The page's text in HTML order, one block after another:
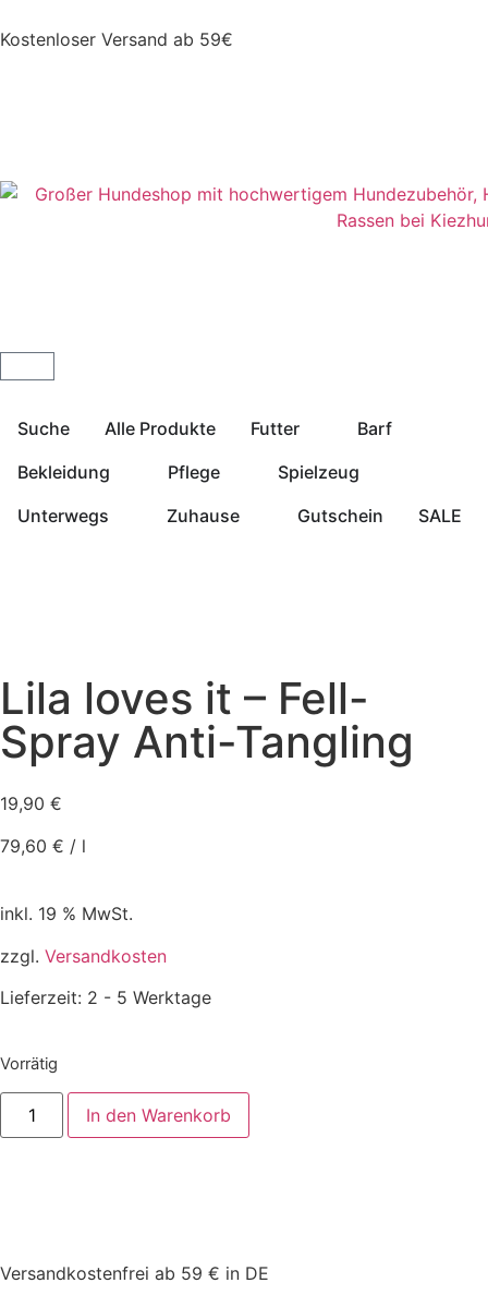
Kostenloser Versand ab 59€
Suche Alle Produkte Futter
Barf
Bekleidung
Pflege
Spielzeug
Unterwegs
Zuhause Gutschein SALE
Lila loves it – Fell-
Spray Anti-Tangling
19,90 €
79,60 € / l
inkl. 19 % MwSt.
zzgl. Versandkosten
Lieferzeit: 2 - 5 Werktage
Vorrätig
In den Warenkorb
Versandkostenfrei ab 59 € in DE